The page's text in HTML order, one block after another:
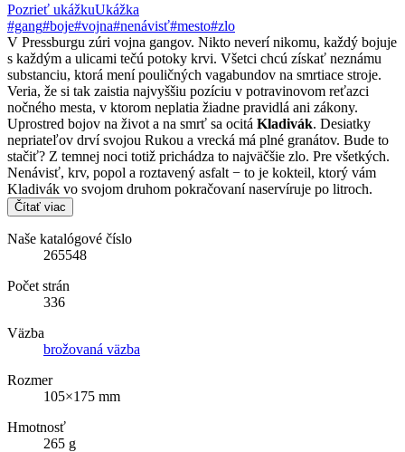
Pozrieť ukážkuUkážka
#gang#boje#vojna#nenávisť#mesto#zlo
V Pressburgu zúri vojna gangov. Nikto neverí nikomu, každý bojuje
s každým a ulicami tečú potoky krvi. Všetci chcú získať neznámu
substanciu, ktorá mení pouličných vagabundov na smrtiace stroje.
Veria, že si tak zaistia najvyššiu pozíciu v potravinovom reťazci
nočného mesta, v ktorom neplatia žiadne pravidlá ani zákony.
Uprostred bojov na život a na smrť sa ocitá Kladivák. Desiatky
nepriateľov drví svojou Rukou a vrecká má plné granátov. Bude to
stačiť? Z temnej noci totiž prichádza to najväčšie zlo. Pre všetkých.
Nenávisť, krv, popol a roztavený asfalt − to je kokteil, ktorý vám
Kladivák vo svojom druhom pokračovaní naservíruje po litroch.
Čítať viac
Naše katalógové číslo
265548
Počet strán
336
Väzba
brožovaná väzba
Rozmer
105×175 mm
Hmotnosť
265 g